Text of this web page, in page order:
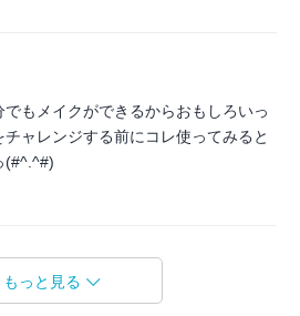
でもメイクができるからおもしろいっ
ャレンジする前にコレ使ってみると
(#^.^#)
もっと見る